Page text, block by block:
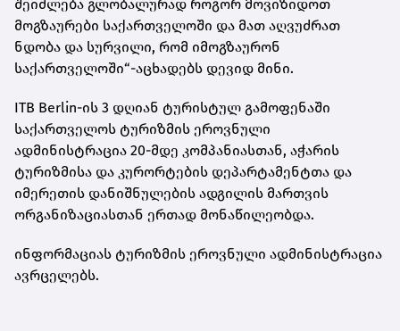
შეიძლება გლობალურად როგორ მოვიზიდოთ
მოგზაურები საქართველოში და მათ აღვუძრათ
ნდობა და სურვილი, რომ იმოგზაურონ
საქართველოში“-აცხადებს დევიდ მინი.
ITB Berlin-ის 3 დღიან ტურისტულ გამოფენაში
საქართველოს ტურიზმის ეროვნული
ადმინისტრაცია 20-მდე კომპანიასთან, აჭარის
ტურიზმისა და კურორტების დეპარტამენტთა და
იმერეთის დანიშნულების ადგილის მართვის
ორგანიზაციასთან ერთად მონაწილეობდა.
ინფორმაციას ტურიზმის ეროვნული ადმინისტრაცია
ავრცელებს.